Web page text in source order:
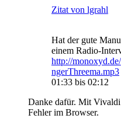
Zitat von lgrahl
Hat der gute
einem Radio-
http://
ngerThreema.mp3
01:33 bis 02:12
Danke dafür. Mit
Fehler im Browser.